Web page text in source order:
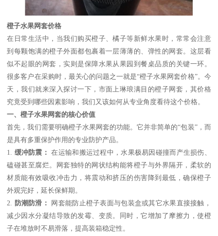
橙子水果网套价格
在日常生活中，当我们购买橙子、橘子等新鲜水果时，常常会注意
到每颗饱满的橙子外面都包裹着一层薄薄的、弹性的网套。这层看
似不起眼的网套，实则是保障水果从果园到餐桌品质的关键一环。
很多客户在采购时，最关心的问题之一就是“橙子水果网套价格”。今
天，我们就来深入探讨一下，市面上琳琅满目的橙子网套，其价格
究竟受到哪些因素影响，我们又该如何从专业角度看待这个价格。
一、橙子水果网套的核心价值
首先，我们需要明确橙子水果网套的功能。它并非简单的“包装”，而
是具有多重保护作用的专业防护产品。
1. 缓冲防震： 在运输和搬运过程中，水果极易因碰撞而产生损伤、
磕碰甚至腐烂。网套独特的网状结构能将橙子与外界隔开，柔软的
材质能有效吸收冲击力，将震动和挤压的伤害降到最低，确保橙子
外观完好，延长保鲜期。
2.
防潮防滑：
网套能防止橙子表面与包装盒或其它水果直接接触，
减少因水分凝结导致的发霉、变质。同时，它增加了摩擦力，使橙
子在堆放时不易滑落，提高装箱稳定性。